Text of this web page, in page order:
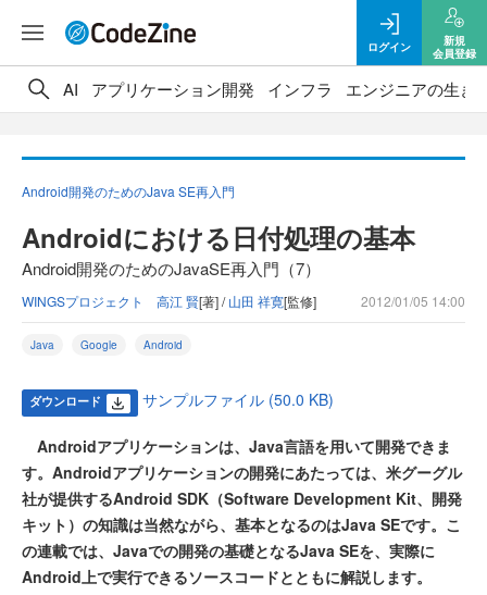
ログイン
新規
会員登録
AI アプリケーション開発 インフラ エンジニアの生き
Android開発のためのJava SE再入門
Androidにおける日付処理の基本
Android開発のためのJavaSE再入門（7）
WINGSプロジェクト 高江 賢[著] /山田 祥寛[監修] 2012/01/05 14:00
Java Google Android
ダウンロード サンプルファイル (50.0 KB)
Androidアプリケーションは、Java言語を用いて開発できま
す。Androidアプリケーションの開発にあたっては、米グーグル
社が提供するAndroid SDK（Software Development Kit、開発
キット）の知識は当然ながら、基本となるのはJava SEです。こ
の連載では、Javaでの開発の基礎となるJava SEを、実際に
Android上で実行できるソースコードとともに解説します。